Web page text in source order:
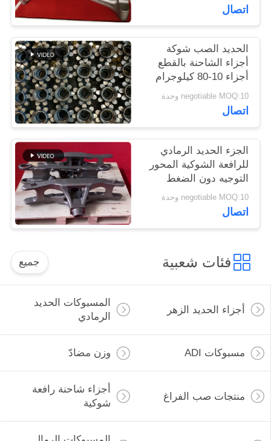
اتصال
الحديد الصب شوكة
أجزاء الشاحنة بالقطع
أجزاء 10-80 كيلوجرام
OEM المتاحة
negotiable MOQ:10 وحدة
اتصال
الجزء الحديد الرمادي
للرافعة الشوكية المحور
التوجيه دون الضغط
البيئي
negotiable MOQ:10 وحدة
اتصال
فئات شعبية جميع
أجزاء الحديد الزهر
المسبوكات الحديد
الرمادي
مسبوكات ADI وزن مضادّ
منتجات صب الفراغ
أجزاء شاحنة رافعة
شوكية